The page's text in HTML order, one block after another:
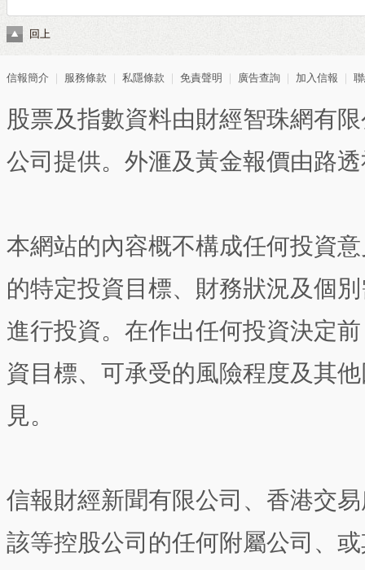
回上
信報簡介 服務條款 私隱條款 免責聲明 廣告查詢 加入信報
股票及指數資料由財經智珠網有
公司提供。外滙及黃金報價由路
本網站的內容概不構成任何投資
的特定投資目標、財務狀況及個
進行投資。在作出任何投資決定
資目標、可承受的風險程度及其
見。
信報財經新聞有限公司、香港交
該等控股公司的任何附屬公司、